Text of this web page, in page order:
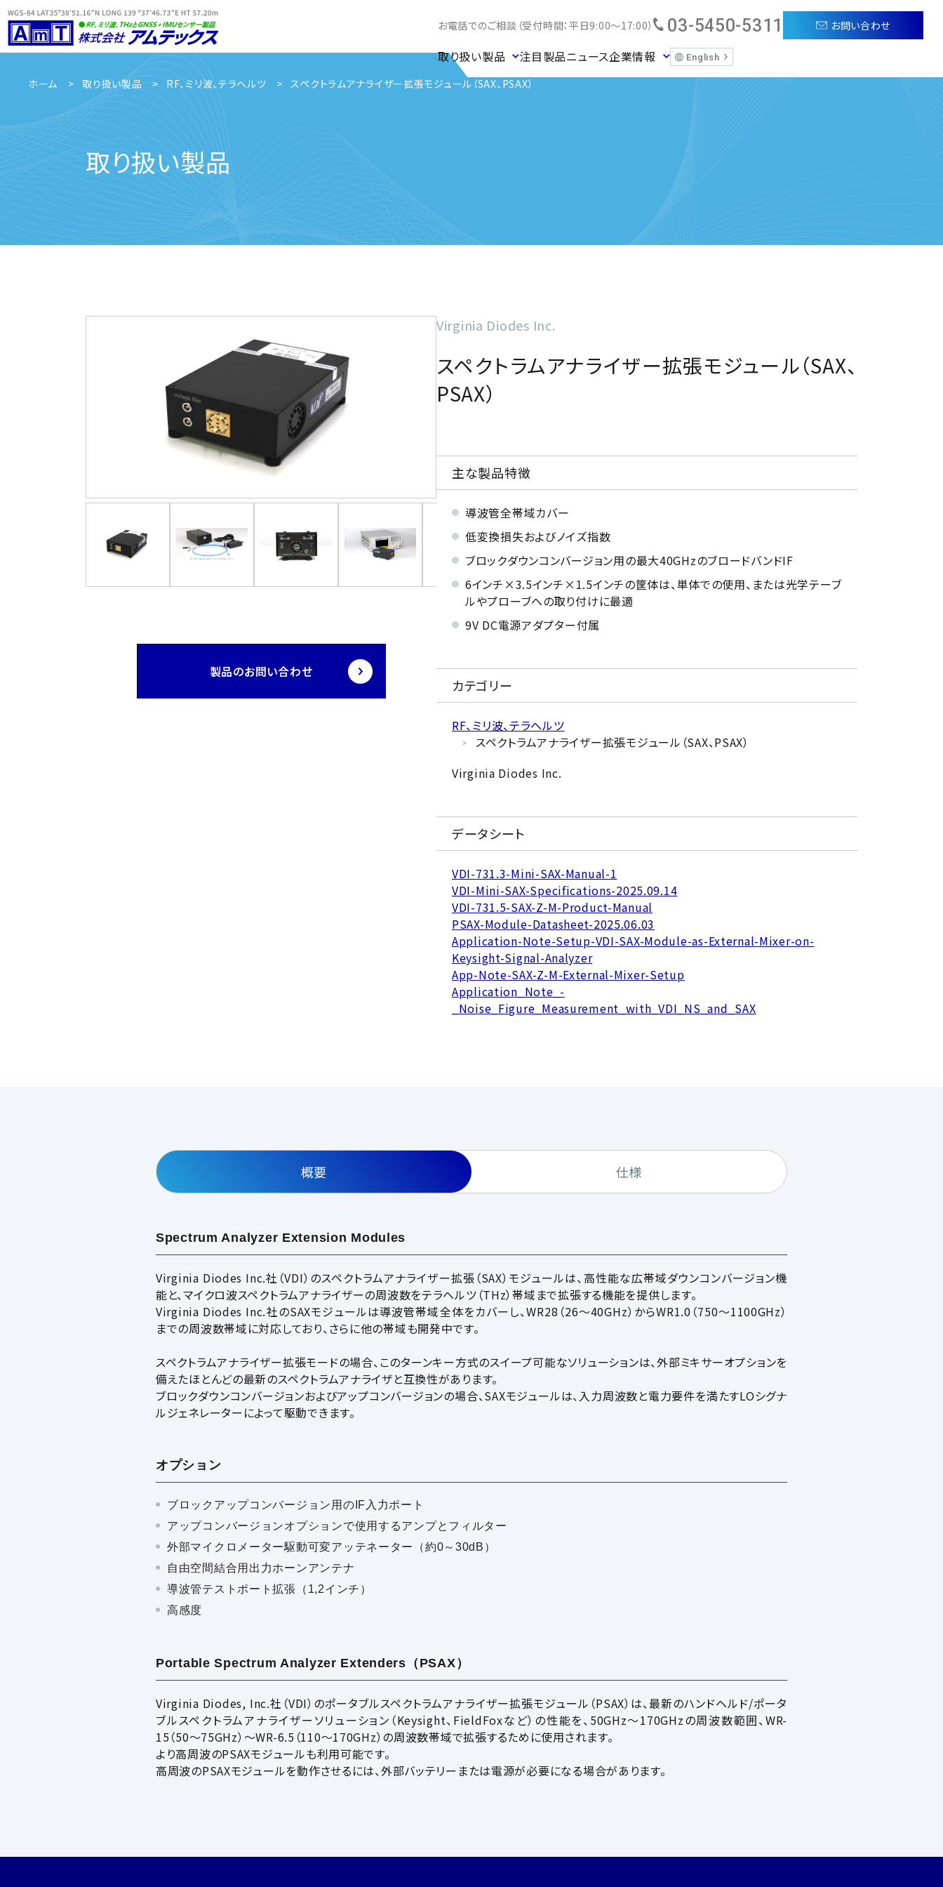
お電話でのご相談（受付時間：平日9:00～17:00） 03-5450-5311 お問い合わせ
取り扱い製品 注目製品ニュース企業情報 English
ホーム 取り扱い製品 RF、ミリ波、テラヘルツ スペクトラムアナライザー拡張モジュール（SAX、PSAX）
取り扱い製品
製品のお問い合わせ
Virginia Diodes Inc.
スペクトラムアナライザー拡張モジュール（SAX、
PSAX）
主な製品特徴
導波管全帯域カバー
低変換損失およびノイズ指数
ブロックダウンコンバージョン用の最大40GHzのブロードバンドIF
6インチ×3.5インチ×1.5インチの筐体は、単体での使用、または光学テーブ
ルやプローブへの取り付けに最適
9V DC電源アダプター付属
カテゴリー
RF、ミリ波、テラヘルツ
スペクトラムアナライザー拡張モジュール（SAX、PSAX）
Virginia Diodes Inc.
データシート
VDI-731.3-Mini-SAX-Manual-1
VDI-Mini-SAX-Specifications-2025.09.14
VDI-731.5-SAX-Z-M-Product-Manual
PSAX-Module-Datasheet-2025.06.03
Application-Note-Setup-VDI-SAX-Module-as-External-Mixer-on-
Keysight-Signal-Analyzer
App-Note-SAX-Z-M-External-Mixer-Setup
Application_Note_-
_Noise_Figure_Measurement_with_VDI_NS_and_SAX
概要 仕様
Spectrum Analyzer Extension Modules
Virginia Diodes Inc.社（VDI）のスペクトラムアナライザー拡張（SAX）モジュールは、高性能な広帯域ダウンコンバージョン機
能と、マイクロ波スペクトラムアナライザーの周波数をテラヘルツ（THz）帯域まで拡張する機能を提供します。
Virginia Diodes Inc.社のSAXモジュールは導波管帯域全体をカバーし、WR28（26～40GHz）からWR1.0（750～1100GHz）
までの周波数帯域に対応しており、さらに他の帯域も開発中です。
スペクトラムアナライザー拡張モードの場合、このターンキー方式のスイープ可能なソリューションは、外部ミキサーオプションを
備えたほとんどの最新のスペクトラムアナライザと互換性があります。
ブロックダウンコンバージョンおよびアップコンバージョンの場合、SAXモジュールは、入力周波数と電力要件を満たすLOシグナ
ルジェネレーターによって駆動できます。
オプション
ブロックアップコンバージョン用のIF入力ポート
アップコンバージョンオプションで使用するアンプとフィルター
外部マイクロメーター駆動可変アッテネーター（約0～30dB）
自由空間結合用出力ホーンアンテナ
導波管テストポート拡張（1,2インチ）
高感度
Portable Spectrum Analyzer Extenders（PSAX）
Virginia Diodes, Inc.社（VDI）のポータブルスペクトラムアナライザー拡張モジュール（PSAX）は、最新のハンドヘルド/ポータ
ブルスペクトラムアナライザーソリューション（Keysight、FieldFoxなど）の性能を、50GHz～170GHzの周波数範囲、WR-
15（50～75GHz）～WR-6.5（110～170GHz）の周波数帯域で拡張するために使用されます。
より高周波のPSAXモジュールも利用可能です。
高周波のPSAXモジュールを動作させるには、外部バッテリーまたは電源が必要になる場合があります。